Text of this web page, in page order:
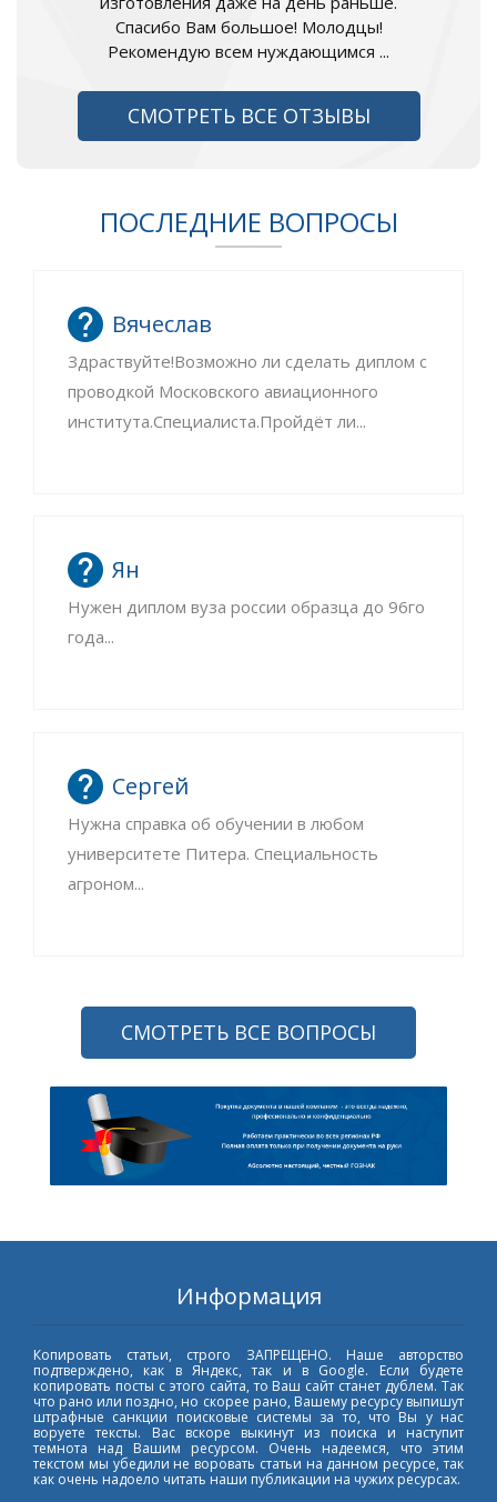
Спасибо Вам большое! Молодцы!
Рекомендую всем нуждающимся ...
СМОТРЕТЬ ВСЕ ОТЗЫВЫ
ПОСЛЕДНИЕ ВОПРОСЫ
Вячеслав
Здраствуйте!Возможно ли сделать диплом с
проводкой Московского авиационного
института.Специалиста.Пройдёт ли...
Ян
Нужен диплом вуза россии образца до 96го
года...
Сергей
Нужна справка об обучении в любом
университете Питера. Специальность
агроном...
СМОТРЕТЬ ВСЕ ВОПРОСЫ
Информация
Копировать статьи, строго ЗАПРЕЩЕНО. Наше авторство
подтверждено, как в Яндекс, так и в Google. Если будете
копировать посты с этого сайта, то Ваш сайт станет дублем. Так
что рано или поздно, но скорее рано, Вашему ресурсу выпишут
штрафные санкции поисковые системы за то, что Вы у нас
воруете тексты. Вас вскоре выкинут из поиска и наступит
темнота над Вашим ресурсом. Очень надеемся, что этим
текстом мы убедили не воровать статьи на данном ресурсе, так
как очень надоело читать наши публикации на чужих ресурсах.